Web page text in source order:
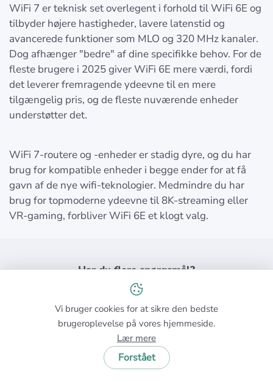
WiFi 7 er teknisk set overlegent i forhold til WiFi 6E og
tilbyder højere hastigheder, lavere latenstid og
avancerede funktioner som MLO og 320 MHz kanaler.
Dog afhænger "bedre" af dine specifikke behov. For de
fleste brugere i 2025 giver WiFi 6E mere værdi, fordi
det leverer fremragende ydeevne til en mere
tilgængelig pris, og de fleste nuværende enheder
understøtter det.
WiFi 7-routere og -enheder er stadig dyre, og du har
brug for kompatible enheder i begge ender for at få
gavn af de nye wifi-teknologier. Medmindre du har
brug for topmoderne ydeevne til 8K-streaming eller
VR-gaming, forbliver WiFi 6E et klogt valg.
Har du flere spørgsmål?
Indsend en anmodningeller skriv et par ord.
Vi bruger cookies for at sikre den bedste
brugeroplevelse på vores hjemmeside.
Lær mere
Forstået